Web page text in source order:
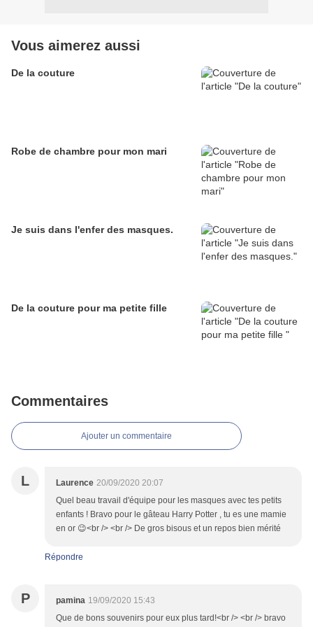
Vous aimerez aussi
De la couture
Robe de chambre pour mon mari
Je suis dans l'enfer des masques.
De la couture pour ma petite fille
Commentaires
Ajouter un commentaire
L Laurence 20/09/2020 20:07
Quel beau travail d'équipe pour les masques avec tes petits
enfants ! Bravo pour le gâteau Harry Potter , tu es une mamie
en or 😉<br /> <br /> De gros bisous et un repos bien mérité
Répondre
P pamina 19/09/2020 15:43
Que de bons souvenirs pour eux plus tard!<br /> <br /> bravo